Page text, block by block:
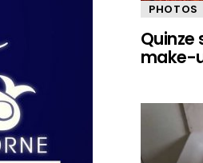
PHOTOS
Quinze
make-